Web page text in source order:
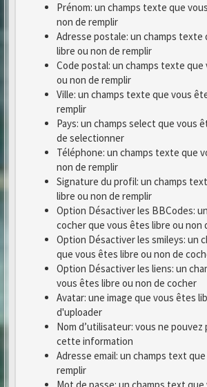
Prénom: un champs texte que
non de remplir
Adresse postale: un champs texte
libre ou non de remplir
Code postal: un champs texte que
ou non de remplir
Ville: un champs texte que vous
remplir
Pays: un champs select que vous
de selectionner
Téléphone: un champs texte que
non de remplir
Signature du profil: un champs
libre ou non de remplir
Option Désactiver les BBCodes:
cocher que vous êtes libre ou non
Option Désactiver les smileys: un
que vous êtes libre ou non de
Option Désactiver les liens: un
vous êtes libre ou non de cocher
Avatar: une image que vous êtes
d'uploader
Nom d’utilisateur: vous ne pouvez
cette information
Adresse email: un champs text
remplir